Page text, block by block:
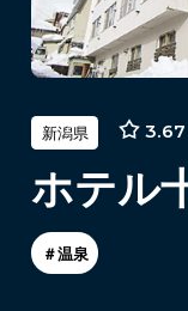
新潟県 3.67
ホテル
＃温泉